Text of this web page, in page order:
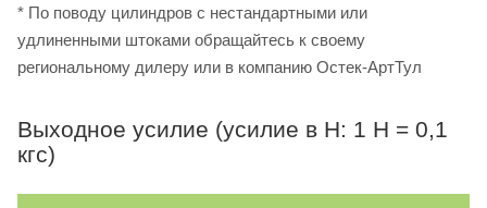
* По поводу цилиндров с нестандартными или
удлиненными штоками обращайтесь к своему
региональному дилеру или в компанию Остек-АртТул
Выходное усилие (усилие в Н: 1 Н = 0,1
кгс)